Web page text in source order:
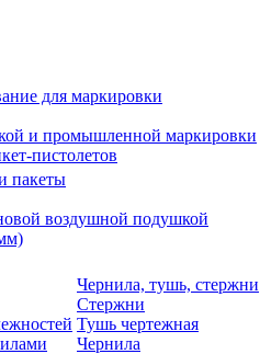
для маркировки
и промышленной маркировки
пистолетов
пакеты
воздушной подушкой
Чернила, тушь, стержни
Стержни
Тушь чертежная
Чернила